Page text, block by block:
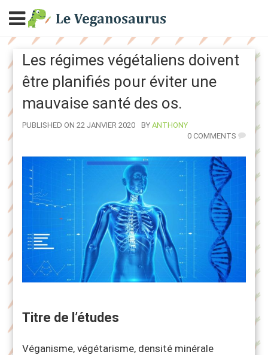
Les régimes végétaliens doivent
être planifiés pour éviter une
mauvaise santé des os.
PUBLISHED ON 22 JANVIER 2020 BYAUTHOR
ANTHONY
0 COMMENTS
Titre de l’études
Véganisme, végétarisme, densité minérale